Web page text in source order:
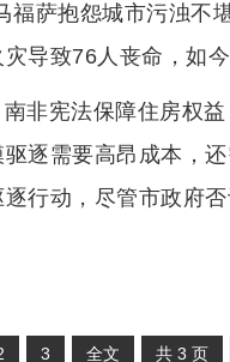
萨抱怨城市污浊不
导致76人丧命，如今
非宪法保障住房权
逐需要高昂成本，
行动，尽管市政府否
3 全文 共 3 页